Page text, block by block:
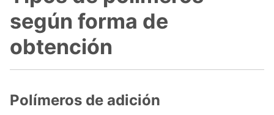
según forma de
obtención
Polímeros de adición